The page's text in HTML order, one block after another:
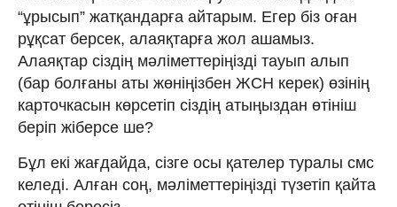
“ұрысып” жатқандарға айтарым. Егер біз оған
рұқсат берсек, алаяқтарға жол ашамыз.
Алаяқтар сіздің мәліметтеріңізді тауып алып
(бар болғаны аты жөніңізбен ЖСН керек) өзінің
карточкасын көрсетіп сіздің атыңыздан өтініш
беріп жіберсе ше?
Бұл екі жағдайда, сізге осы қателер туралы смс
келеді. Алған соң, мәліметтеріңізді түзетіп қайта